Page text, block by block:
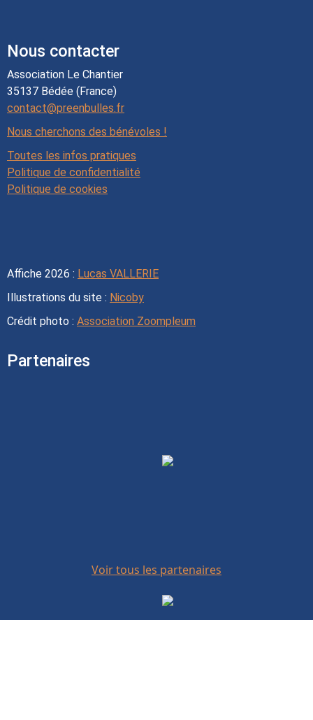
Nous contacter
Association Le Chantier
35137 Bédée (France)
contact@preenbulles.fr
Nous cherchons des bénévoles !
Toutes les infos pratiques
Politique de confidentialité
Politique de cookies
Affiche 2026 : Lucas VALLERIE
Illustrations du site : Nicoby
Crédit photo : Association Zoompleum
Partenaires
Voir tous les partenaires